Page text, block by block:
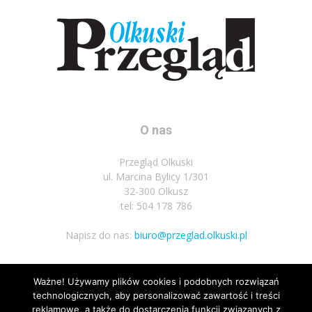
O nas
Przegląd Olkuski
ul. Marcina Bylicy 1/301
32-300 Olkusz
tel: 504 178 786
Napisz do nas: biuro@przeglad.olkuski.pl
Podążaj za nami
Ważne! Używamy plików cookies i podobnych rozwiązań
technologicznych, aby personalizować zawartość i treści
reklamowe, a także do dostarczenia funkcji związanych z